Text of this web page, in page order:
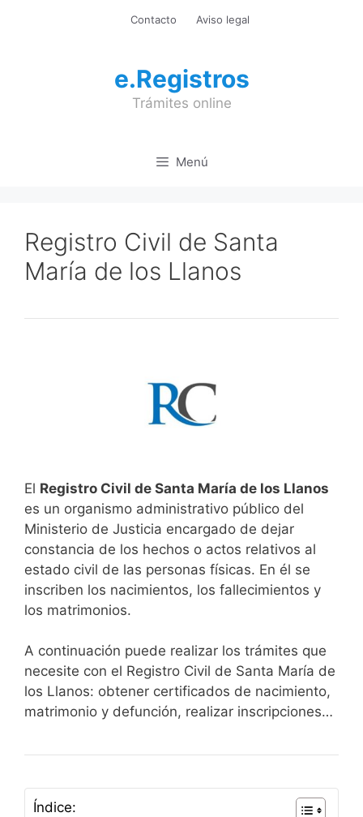
Contacto Aviso legal
e.Registros
Trámites online
Menú
Registro Civil de Santa
María de los Llanos
El Registro Civil de Santa María de los Llanos
es un organismo administrativo público del
Ministerio de Justicia encargado de dejar
constancia de los hechos o actos relativos al
estado civil de las personas físicas. En él se
inscriben los nacimientos, los fallecimientos y
los matrimonios.
A continuación puede realizar los trámites que
necesite con el Registro Civil de Santa María de
los Llanos: obtener certificados de nacimiento,
matrimonio y defunción, realizar inscripciones…
Índice: